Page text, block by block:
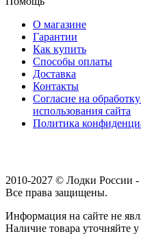
О магазине
Гарантии
Как купить
Способы оплаты
Доставка
Контакты
Согласие на
использования сайта
Политика
2010-2027 © Лодки России -
Все права защищены.
Информация на сайте не
Наличие товара уточняйте